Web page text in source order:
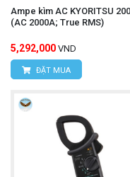
Hotline:
Website:
Ampe kìm AC KYORITSU
(AC 2000A; True RMS)
5,292,000 VND
ĐẶT MUA